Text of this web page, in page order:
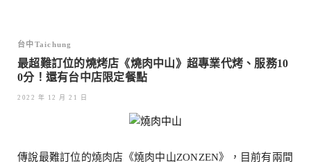
台中Taichung
最超難訂位的燒烤店《燒肉中山》超專業代烤、服務10
0分！還有台中店限定餐點
2022 年 12 月 21 日
傳說最難訂位的燒肉店《燒肉中山ZONZEN》，目前有兩間